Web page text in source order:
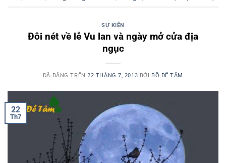
SỰ KIỆN
Đôi nét về lễ Vu lan và ngày mở cửa địa
ngục
ĐÃ ĐĂNG TRÊN22 THÁNG 7, 2013 BỞI BỒ ĐỀ TÂM
22
Th7